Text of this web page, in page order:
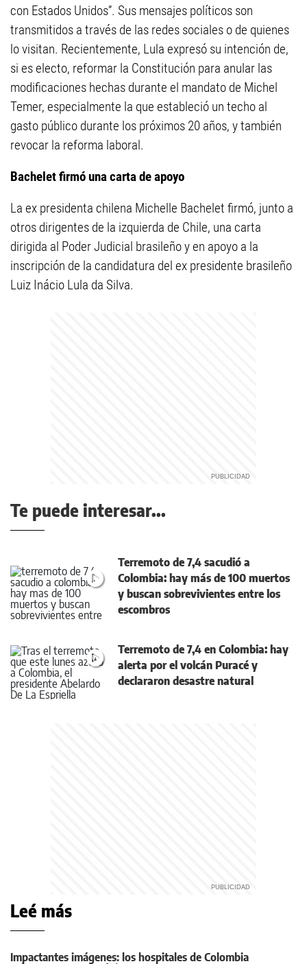
con Estados Unidos”. Sus mensajes políticos son
transmitidos a través de las redes sociales o de quienes
lo visitan. Recientemente, Lula expresó su intención de,
si es electo, reformar la Constitución para anular las
modificaciones hechas durante el mandato de Michel
Temer, especialmente la que estableció un techo al
gasto público durante los próximos 20 años, y también
revocar la reforma laboral.
Bachelet firmó una carta de apoyo
La ex presidenta chilena Michelle Bachelet firmó, junto a
otros dirigentes de la izquierda de Chile, una carta
dirigida al Poder Judicial brasileño y en apoyo a la
inscripción de la candidatura del ex presidente brasileño
Luiz Inácio Lula da Silva.
Te puede interesar...
Terremoto de 7,4 sacudió a
Colombia: hay más de 100 muertos
y buscan sobrevivientes entre los
escombros
Terremoto de 7,4 en Colombia: hay
alerta por el volcán Puracé y
declararon desastre natural
Leé más
Impactantes imágenes: los hospitales de Colombia